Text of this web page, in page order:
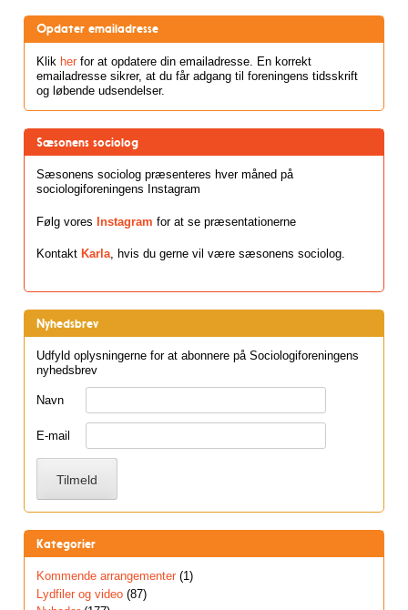
Opdater emailadresse
Klik her for at opdatere din emailadresse. En korrekt
emailadresse sikrer, at du får adgang til foreningens tidsskrift
og løbende udsendelser.
Sæsonens sociolog
Sæsonens sociolog præsenteres hver måned på
sociologiforeningens Instagram
Følg vores Instagram for at se præsentationerne
Kontakt Karla, hvis du gerne vil være sæsonens sociolog.
Nyhedsbrev
Udfyld oplysningerne for at abonnere på Sociologiforeningens
nyhedsbrev
Navn
E-mail
Kategorier
Kommende arrangementer (1)
Lydfiler og video (87)